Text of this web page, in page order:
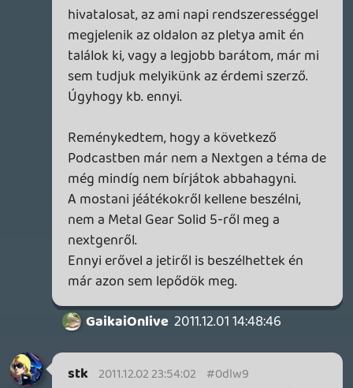
fartisan: ...ennek megfelelően a szokásos
"gyerekeknek nem való" figyelmeztetés
sincs kint fent, egy ilyen szituációban
igyekszünk fegyelmezetten videlkedni.
Lavitz: bár nem publikus információ, de
talán nem haragszik meg érte a hölgy:
foglalkozik,méghozzá a gyártási oldalon,
szóval valószínűleg örül neki.
Sith Lord: egyszerű: tölts le pár korábbit,
hallgass beléjük ("podcast" szó a keresőbe),
és döntsd el, hogy azok tetszenek-e.
fartisan 2011.12.01 21:29:54
Sith Lord 2011.12.02 09:53:48 #0dlvz
Nem szoktam podcastokat hallgatni,
gondoltam most had szoljon amig
nyomom a hazimunkat. Mindig ennyire